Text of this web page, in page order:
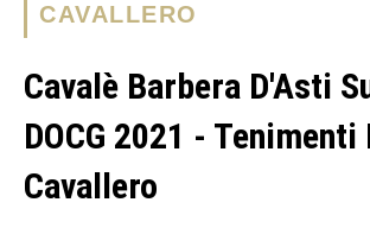
CAVALLERO
Cavalè Barbera D'Asti
DOCG 2021 -
Cavallero